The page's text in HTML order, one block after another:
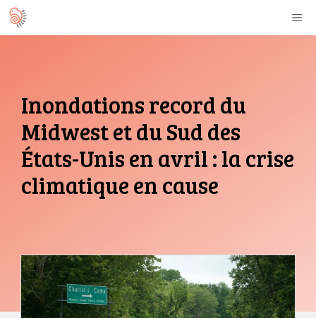
Aller
au
Inondations record du
Midwest et du Sud des
États-Unis en avril : la crise
climatique en cause